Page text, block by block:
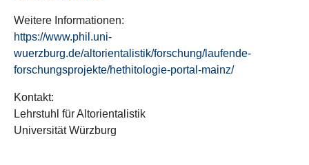
Weitere Informationen:
https://www.phil.uni-
wuerzburg.de/altorientalistik/forschung/laufende-
forschungsprojekte/hethitologie-portal-mainz/
Kontakt:
Lehrstuhl für Altorientalistik
Universität Würzburg